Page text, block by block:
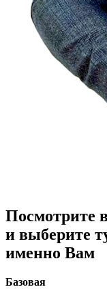
Посмотрите
и выберите
именно Вам
Базовая